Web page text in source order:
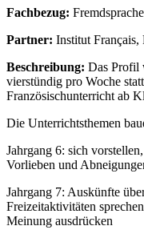
Fachbezug:
Partner: Institut
Beschreibung: Das Profil
vierstündig pro Woche
Französischunterricht ab
Die Unterrichtsthemen
Jahrgang 6: sich
Vorlieben und
Jahrgang 7: Auskünfte
Freizeitaktivitäten
Meinung ausdrücken